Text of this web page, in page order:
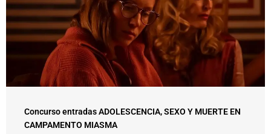
Concurso entradas ADOLESCENCIA, SEXO Y MUERTE EN
CAMPAMENTO MIASMA